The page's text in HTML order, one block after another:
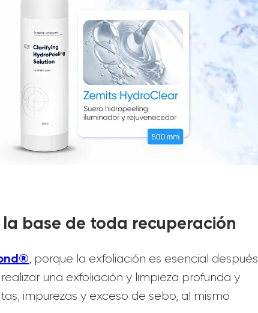
base de toda recuperación
, porque la exfoliación es esencial después
una exfoliación y limpieza profunda y
impurezas y exceso de sebo, al mismo